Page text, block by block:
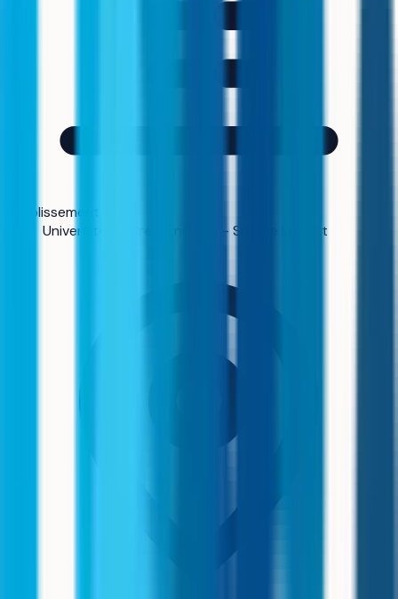
Établissement
Université de Bretagne Sud - Site de Lorient